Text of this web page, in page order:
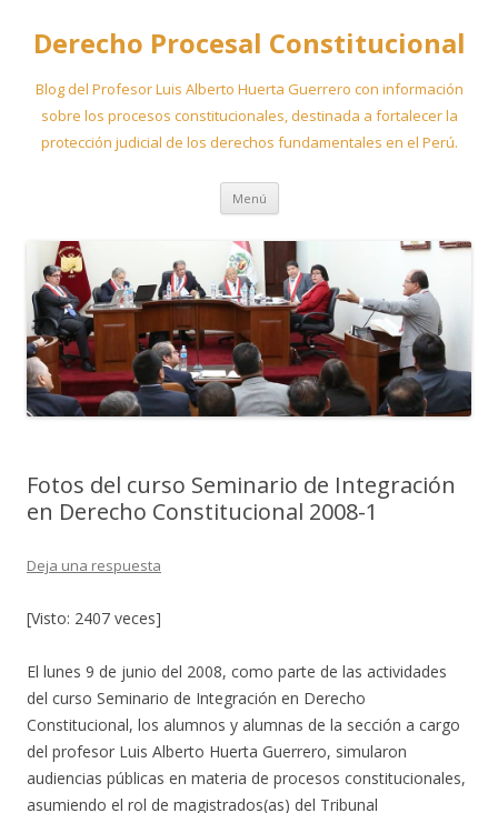
Derecho Procesal Constitucional
Blog del Profesor Luis Alberto Huerta Guerrero con información
sobre los procesos constitucionales, destinada a fortalecer la
protección judicial de los derechos fundamentales en el Perú.
Menú Ir
contenido
Fotos del curso Seminario de Integración
en Derecho Constitucional 2008-1
Deja una respuesta
[Visto: 2407 veces]
El lunes 9 de junio del 2008, como parte de las actividades
del curso Seminario de Integración en Derecho
Constitucional, los alumnos y alumnas de la sección a cargo
del profesor Luis Alberto Huerta Guerrero, simularon
audiencias públicas en materia de procesos constitucionales,
asumiendo el rol de magistrados(as) del Tribunal